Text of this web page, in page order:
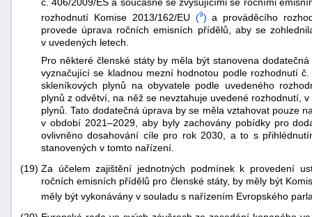
č. 406/2009/ES a současně se zvyšujícími se ročními
rozhodnutí Komise 2013/162/EU (9) a prováděcího
provede úprava ročních emisních přídělů, aby se
v uvedených letech.
Pro některé členské státy by měla být stanovena
vyznačující se kladnou mezní hodnotou podle rozhodnutí
skleníkových plynů na obyvatele podle uvedeného
plynů z odvětví, na něž se nevztahuje uvedené rozhodnutí,
plynů. Tato dodatečná úprava by se měla vztahovat pouze
v období 2021–2029, aby byly zachovány pobídky pro
ovlivněno dosahování cíle pro rok 2030, a to s
stanovených v tomto nařízení.
(19) Za účelem zajištění jednotných podmínek k provedení
ročních emisních přídělů pro členské státy, by měly být
měly být vykonávány v souladu s nařízením Evropského